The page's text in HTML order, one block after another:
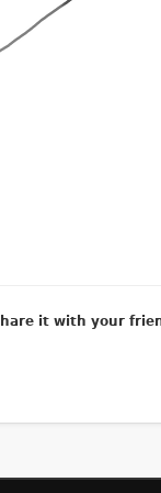
it with your